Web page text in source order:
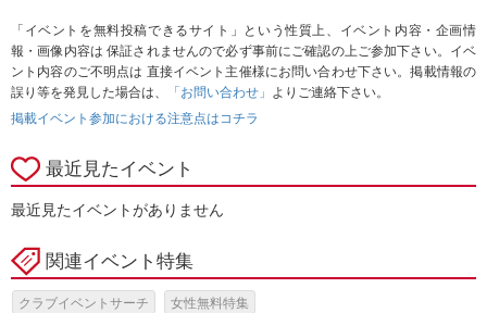
「イベントを無料投稿できるサイト」という性質上、イベント内容・企画情
報・画像内容は 保証されませんので必ず事前にご確認の上ご参加下さい。イベ
ント内容のご不明点は 直接イベント主催様にお問い合わせ下さい。掲載情報の
誤り等を発見した場合は、
「お問い合わせ」 よりご連絡下さい。
掲載イベント参加における注意点はコチラ
最近見たイベント
最近見たイベントがありません
関連イベント特集
クラブイベントサーチ 女性無料特集